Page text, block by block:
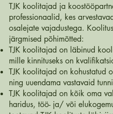
TJK koolitajad ja
professionaalid, kes
osalejate vajadustega.
järgmised põhimõtted:
TJK koolitajad on läbinud
mille kinnituseks on
TJK koolitajad on kohustatud
ning uuendama vastavaid
TJK koolitajad on kõik oma
haridus, töö- ja/ või